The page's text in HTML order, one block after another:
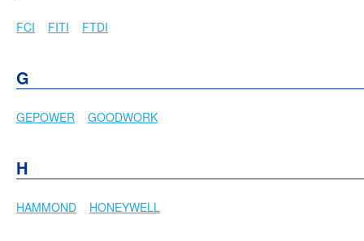
FCI FITI FTDI
G
GEPOWER GOODWORK
H
HAMMOND HONEYWELL